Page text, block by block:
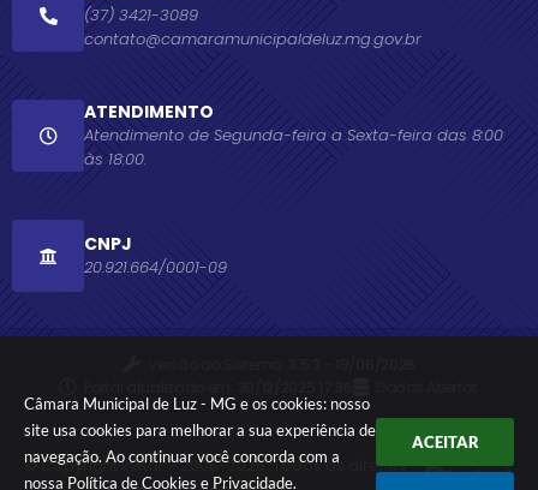
Câmara Municipal de Luz - MG e os cookies: nosso
site usa cookies para melhorar a sua experiência de
navegação. Ao continuar você concorda com a
nossa Política de Cookies e Privacidade.
ACEITAR
(37) 3421-3089
contato@camaramunicipaldeluz.mg.gov.br
ATENDIMENTO
Atendimento de Segunda-feira a Sexta-feira das 8:00
às 18:00.
CNPJ
20.921.664/0001-09
© Copyright Instar - 2006-2026. Todos os direitos